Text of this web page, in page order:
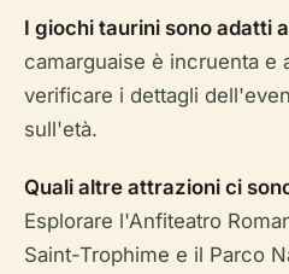
I giochi taurini sono adatti
camarguaise è incruenta e
verificare i dettagli
sull'età.
Quali altre attrazioni ci
Esplorare l'Anfiteatro
Saint-Trophime e il Parco